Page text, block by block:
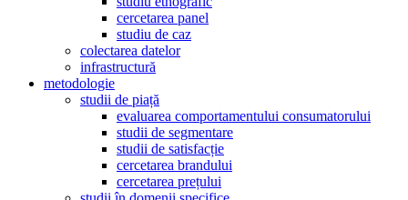
cercetarea panel
studiu de caz
colectarea datelor
infrastructură
metodologie
studii de piață
evaluarea comportamentului consumatorului
studii de segmentare
studii de satisfacție
cercetarea brandului
cercetarea prețului